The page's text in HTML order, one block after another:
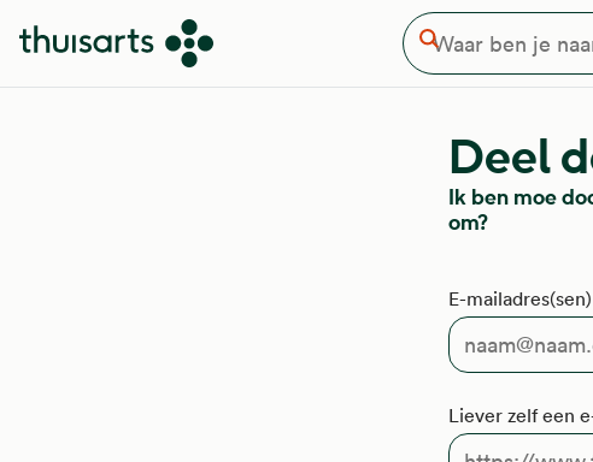
Overslaan en naar de inhoud gaan Waar ben je naar op zoek?
Zoeken
Deel
Ik ben moe
om?
E-
Liever zelf een